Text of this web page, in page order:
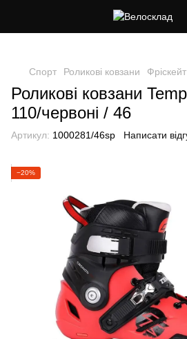
Спорт Роликові ковзани
Роликові ковзани
110/червоні / 46
Артикул: 1000281/46sp Написати
−20%